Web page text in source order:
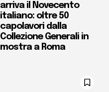
arriva il Novecento
italiano: oltre 50
capolavori dalla
Collezione Generali in
mostra a Roma